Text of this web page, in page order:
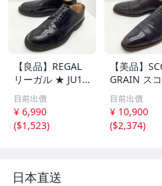
【良品】REGAL
リーガル ★ JU15
Uチップドレス M
ade in Japan 25
★
目前出價
¥ 6,990
($1,523)
【美品】
GRAIN ス
グレイン ★
006 内羽キ
トゥドレス
ドイヤー製
目前出價
¥ 10,900
($2,374)
日本直送